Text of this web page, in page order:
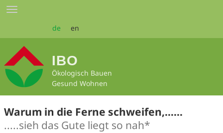
Zum
Seiteninhalt
Toggle
de en
IBO
Ökologisch Bauen
Gesund Wohnen
Warum in die Ferne schweifen,……
.....sieh das Gute liegt so nah*